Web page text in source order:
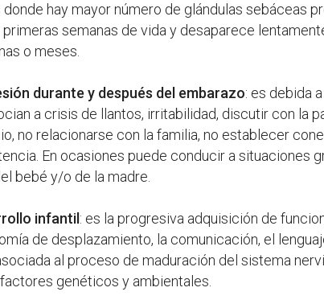
donde hay mayor número de glándulas sebáceas
primeras semanas de vida y desaparece
o meses.
durante y después del embarazo: es debida
a crisis de llantos, irritabilidad, discutir con la
no relacionarse con la familia, no establecer
En ocasiones puede conducir a situaciones
bebé y/o de la madre.
infantil : es la progresiva adquisición de
de desplazamiento, la comunicación, el
al proceso de maduración del sistema
genéticos y ambientales.